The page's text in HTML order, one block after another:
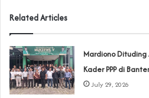
Related Articles
‎Mardiono Dituding
Kader PPP di
July 29, 2026